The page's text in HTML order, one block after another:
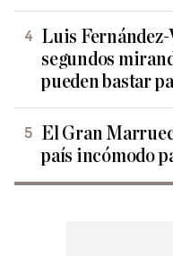
Luis Fernández-
segundos
pueden bastar
El Gran
país incómodo